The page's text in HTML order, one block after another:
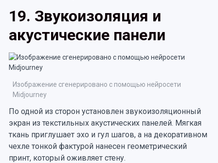
19. Звукоизоляция и
акустические панели
Изображение сгенерировано с помощью нейросети
Midjourney
По одной из сторон установлен звукоизоляционный
экран из текстильных акустических панелей. Мягкая
ткань приглушает эхо и гул шагов, а на декоративном
чехле тонкой фактурой нанесен геометрический
принт, который оживляет стену.